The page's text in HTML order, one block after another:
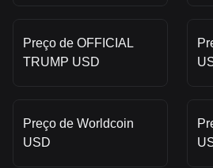
Preço de OFFICIAL
TRUMP USD
Preço de Worldcoin
USD